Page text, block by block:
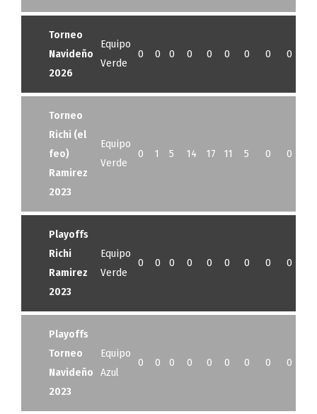
Torneo
Navideño
2026
Equipo
Verde
0 0 0 0 0 0 0 0 0
Torneo
Richi (el
feo)
Ramirez
2023
Equipo
Verde
0 1 5 14 17 11 5 0 0
Playoffs
Richi
Ramirez
2023
Equipo
Verde
0 0 0 0 0 0 0 0 0
Playoffs
Torneo
Navideño
2023
Equipo
Azul
0 0 0 0 0 0 0 0 0